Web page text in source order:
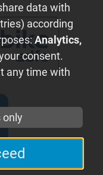
data with
according
Analytics,
consent.
any time with
only